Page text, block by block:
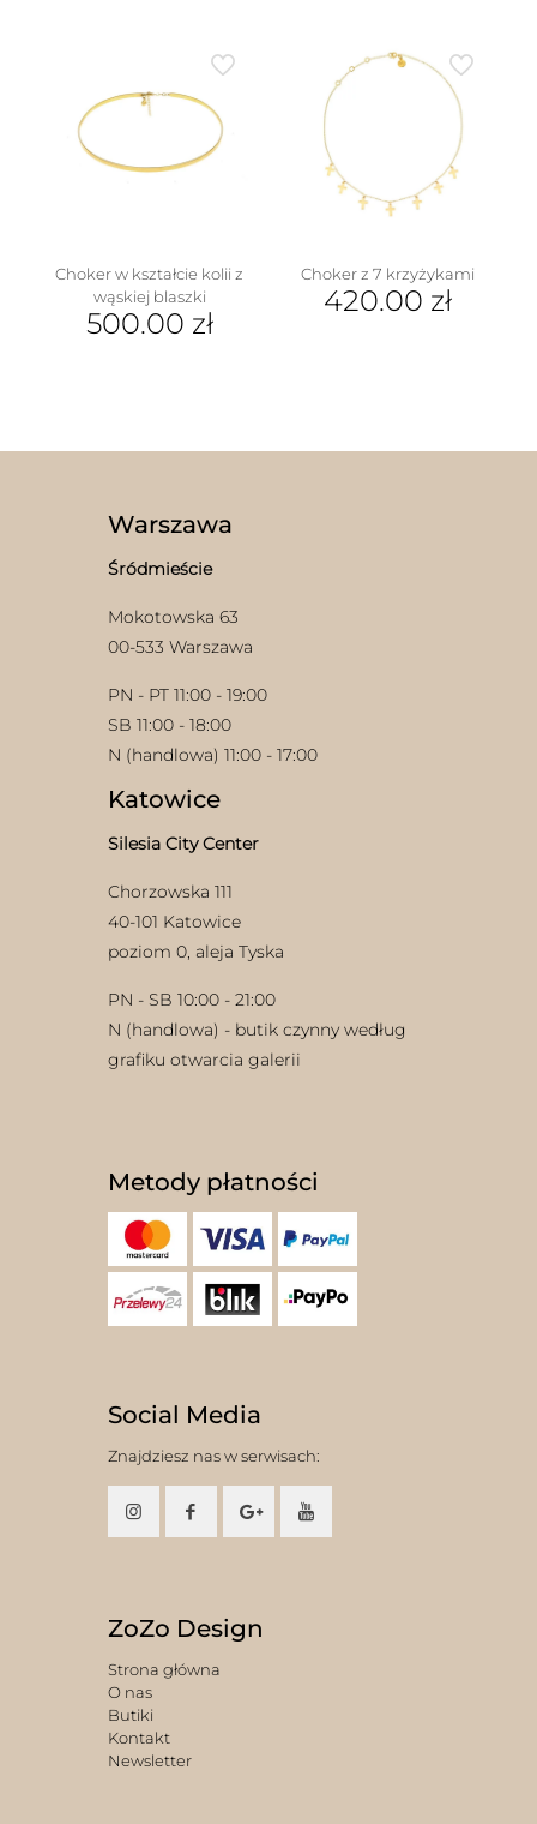
ma
wariantów.
wybrać
na
stronie
Choker w kształcie kolii z
wąskiej blaszki
500.00 zł
Choker z 7 krzyżykami
420.00 zł
Warszawa
Śródmieście
Mokotowska 63
00-533 Warszawa
PN - PT 11:00 - 19:00
SB 11:00 - 18:00
N (handlowa) 11:00 - 17:00
Katowice
Silesia City Center
Chorzowska 111
40-101 Katowice
poziom 0, aleja Tyska
PN - SB 10:00 - 21:00
N (handlowa) - butik czynny według
grafiku otwarcia galerii
Metody płatności
Social Media
Znajdziesz nas w serwisach:
ZoZo Design
Strona główna
O nas
Butiki
Kontakt
Newsletter